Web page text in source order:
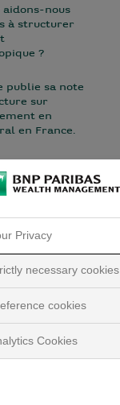
nous
à structurer
?
publie sa note
sur
en
en France.
Banking
une
: Noémie
Impact Art &
programme
édition
une
: Hélène
Privacy
necessary cookies
cookies
Cookies